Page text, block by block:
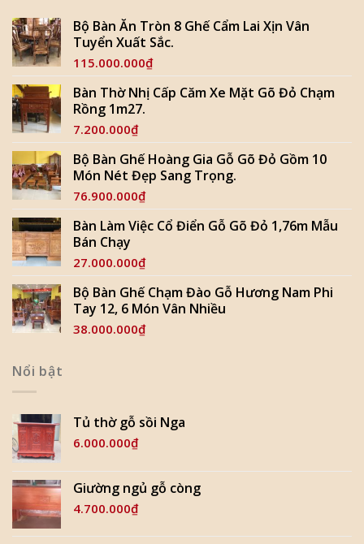
Bộ Bàn Ăn Tròn 8 Ghế Cẩm Lai Xịn Vân
Tuyển Xuất Sắc.
115.000.000₫
Bàn Thờ Nhị Cấp Căm Xe Mặt Gõ Đỏ Chạm
Rồng 1m27.
7.200.000₫
Bộ Bàn Ghế Hoàng Gia Gỗ Gõ Đỏ Gồm 10
Món Nét Đẹp Sang Trọng.
76.900.000₫
Bàn Làm Việc Cổ Điển Gỗ Gõ Đỏ 1,76m Mẫu
Bán Chạy
27.000.000₫
Bộ Bàn Ghế Chạm Đào Gỗ Hương Nam Phi
Tay 12, 6 Món Vân Nhiều
38.000.000₫
Nổi bật
Tủ thờ gỗ sồi Nga
6.000.000₫
Giường ngủ gỗ còng
4.700.000₫